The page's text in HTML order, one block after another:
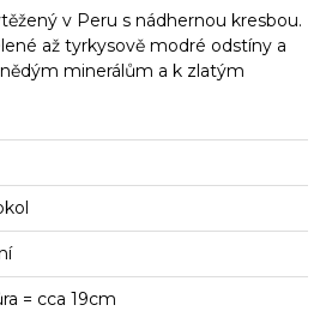
v Peru s nádhernou kresbou.
až tyrkysově modré odstíny a
minerálům a k zlatým
= cca 19cm